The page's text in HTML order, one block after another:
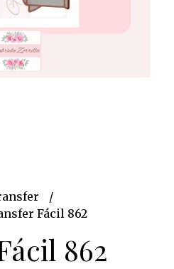
Fácil 862
862